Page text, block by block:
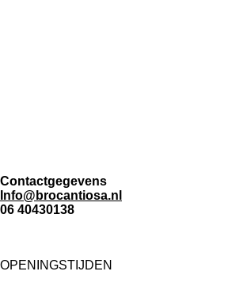
Contactgegevens
Info@brocantiosa.nl
06 40430138
OPENINGSTIJDEN